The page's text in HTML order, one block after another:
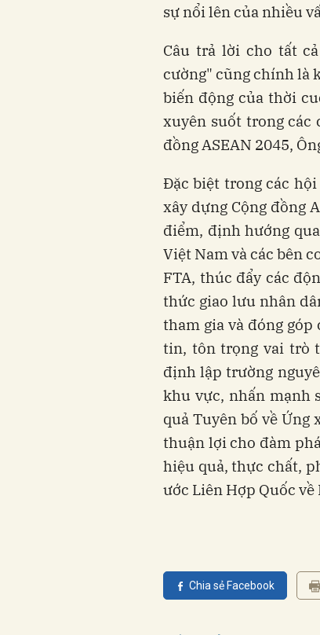
sự nổi lên của nhiều
Câu trả lời cho tất
cường" cũng chính là
biến động của thời
xuyên suốt trong các
đồng ASEAN 2045,
Đặc biệt trong các
xây dựng Cộng đồng
điểm, định hướng
Việt Nam và các bên
FTA, thúc đẩy các
thức giao lưu nhân
tham gia và đóng
tin, tôn trọng vai trò
định lập trường
khu vực, nhấn mạnh
quả Tuyên bố về Ứng
thuận lợi cho đàm
hiệu quả, thực chất,
ước Liên Hợp Quốc về
Chia sẻ Facebook